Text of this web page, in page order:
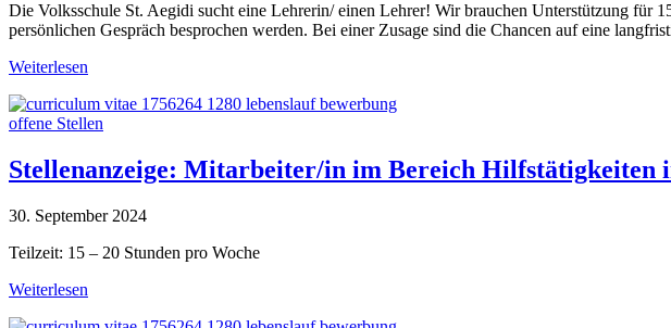
Die Volksschule St. Aegidi sucht eine Lehrerin/ einen Lehrer! Wir brauchen Unterstützung für
persönlichen Gespräch besprochen werden. Bei einer Zusage sind die Chancen auf eine
Weiterlesen
offene Stellen
Stellenanzeige: Mitarbeiter/in im Bereich Hilfstätigkeiten
30. September 2024
Teilzeit: 15 – 20 Stunden pro Woche
Weiterlesen